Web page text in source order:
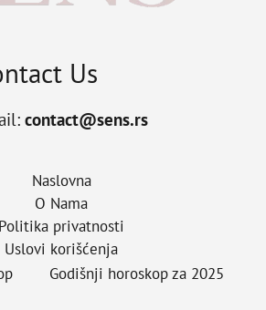
Us
contact@sens.rs
Naslovna
O Nama
Politika privatnosti
Uslovi korišćenja
Godišnji horoskop za 2025